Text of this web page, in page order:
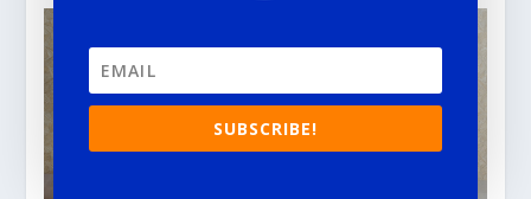
SUBSCRIBE!